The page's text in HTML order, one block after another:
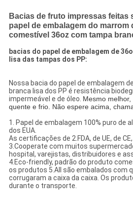
Bacias de fruto impressas feitas
papel de embalagem do marrom
comestível 36oz com tampa
bacias do papel de embalagem de
lisa das tampas dos PP:
Nossa bacia do papel de embalagem
branca lisa dos PP é resistência
impermeável e de óleo. Mesmo
quente e frio. Não espere acima,
1. Papel de embalagem 100% puro de
dos EUA.
As certificações de 2.FDA, de UE, de
3.Cooperate com muitos
hospital, varejistas, distribuidores e
4.Eco-friendly, padrão do produto
os produtos 5.All são embalados com
corrugaram a caixa da caixa. Os
durante o transporte.